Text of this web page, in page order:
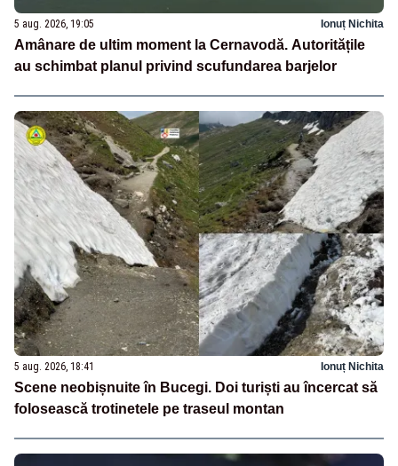
5 aug. 2026, 19:05 Ionuț Nichita
Amânare de ultim moment la Cernavodă. Autoritățile
au schimbat planul privind scufundarea barjelor
5 aug. 2026, 18:41 Ionuț Nichita
Scene neobișnuite în Bucegi. Doi turiști au încercat să
folosească trotinetele pe traseul montan